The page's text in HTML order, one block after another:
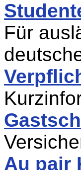
Für
Au pair